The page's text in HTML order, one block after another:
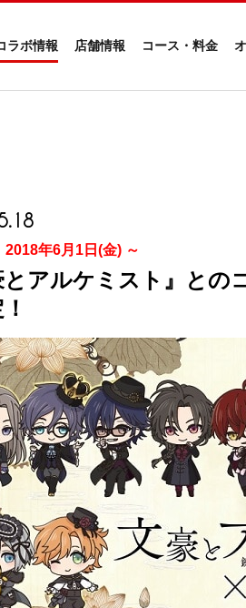
ラボ情報 店舗情報 コース・料金
2018年6月1日(金) ～
とアルケミスト』と